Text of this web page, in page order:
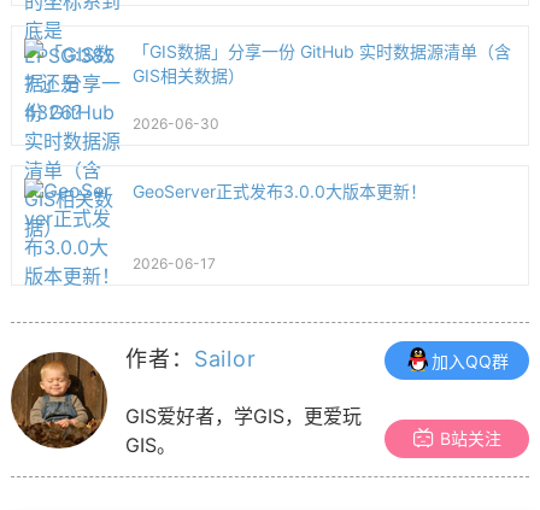
「GIS数据」分享一份 GitHub 实时数据源清单（含
GIS相关数据）
2026-06-30
GeoServer正式发布3.0.0大版本更新！
2026-06-17
作者： Sailor
GIS爱好者，学GIS，更爱玩
GIS。
加入QQ群
B站关注